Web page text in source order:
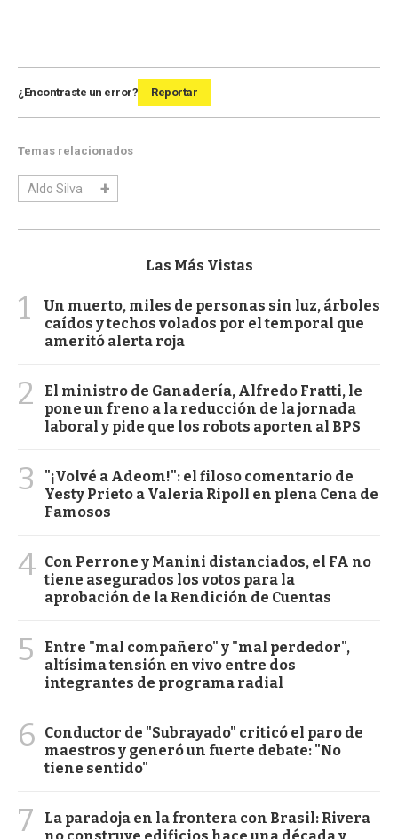
¿Encontraste un error? Reportar
Temas relacionados
Aldo Silva
Las Más Vistas
1
Un muerto, miles de personas sin luz, árboles
caídos y techos volados por el temporal que
ameritó alerta roja
2
El ministro de Ganadería, Alfredo Fratti, le
pone un freno a la reducción de la jornada
laboral y pide que los robots aporten al BPS
3
"¡Volvé a Adeom!": el filoso comentario de
Yesty Prieto a Valeria Ripoll en plena Cena de
Famosos
4 Con Perrone y Manini distanciados, el FA no
tiene asegurados los votos para la
aprobación de la Rendición de Cuentas
5
Entre "mal compañero" y "mal perdedor",
altísima tensión en vivo entre dos
integrantes de programa radial
6
Conductor de "Subrayado" criticó el paro de
maestros y generó un fuerte debate: "No
tiene sentido"
7
La paradoja en la frontera con Brasil: Rivera